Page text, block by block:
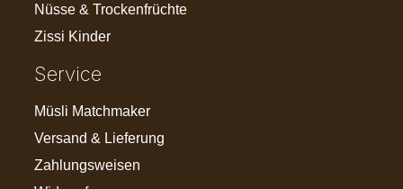
Nüsse & Trockenfrüchte
Zissi Kinder
Service
Müsli Matchmaker
Versand & Lieferung
Zahlungsweisen